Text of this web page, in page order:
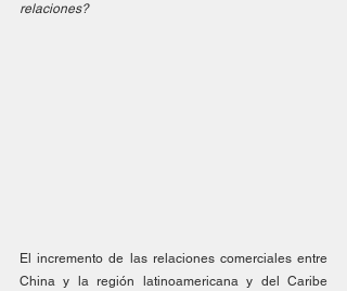
relaciones?
El incremento de las relaciones comerciales entre
China y la región latinoamericana y del Caribe